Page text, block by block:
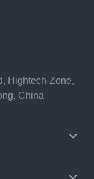
Hightech-Zone,
China